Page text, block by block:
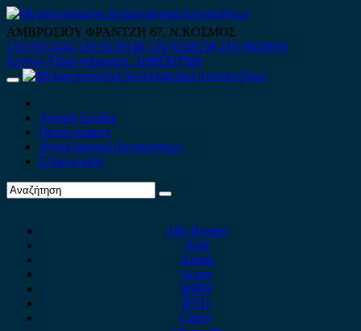
Skip
to
content
ΑΜΒΡΟΣΙΟΥ ΦΡΑΝΤΖΗ 67, Ν.ΚΟΣΜΟΣ
210 9012444 210 9239148 210 9238158 210 9026839
Κινητό-Viber-whatsapp : 6980507900
Primary
Αρχική Σελίδα
Ποιοί είμαστε
Ανταλλακτικά Αυτοκινήτων
Επικοινωνία
Alfa Romeo
Audi
Austin
Acura
BMW
BYD
Chery